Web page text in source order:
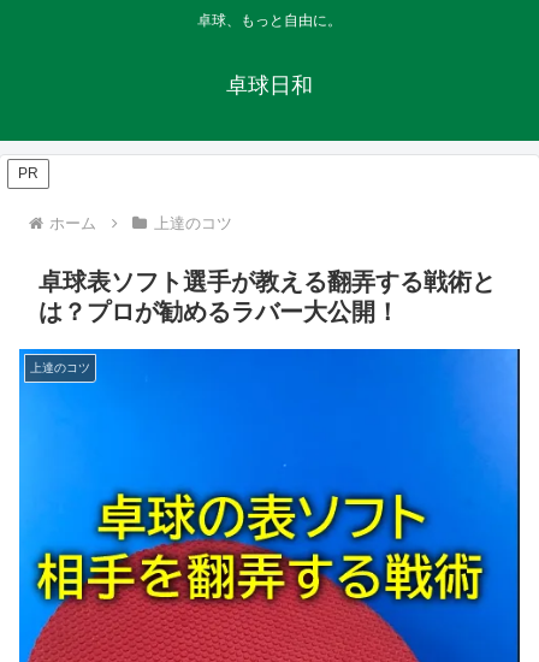
卓球、もっと自由に。
卓球日和
PR
ホーム 上達のコツ
卓球表ソフト選手が教える翻弄する戦術と
は？プロが勧めるラバー大公開！
上達のコツ